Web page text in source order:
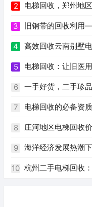
2 电梯回收，郑州地
3 旧钢带的回收利用
4 高效回收云南别墅
5 电梯回收：让旧医
6 一手好货，二手珍
7 电梯回收的必备资
8 庄河地区电梯回收
9 海洋经济发展热潮
10 杭州二手电梯回收